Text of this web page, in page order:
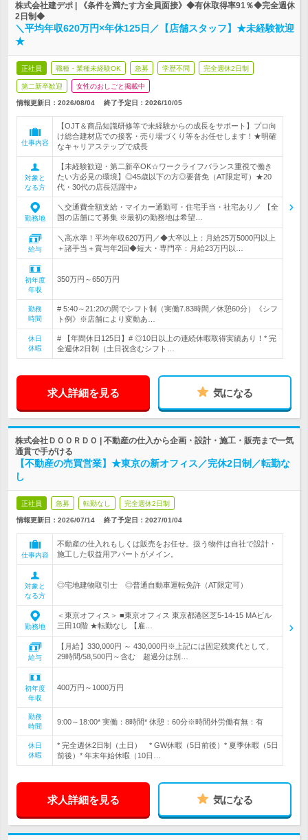
株式会社建デポ | 《条件を満たす方全員面接》◆有休取得率91％◆完全週休
2日制◆
＼平均年収620万円×年休125日／【店舗スタッフ】★未経験歓迎
★
正社員 職種・業種未経験OK 急募 学歴不問 完全週休2日制
第二新卒歓迎 女性のおしごと掲載中
情報更新日：2026/08/04 終了予定日： 2026/10/05
仕事内容
【OJT＆商品知識研修等で未経験からの成長をサポート】プロ向
け総合建材店での接客・売り場づくり等をお任せします！★明確
なキャリアステップで成長
対象と
なる方
【未経験歓迎・第二新卒OK☆ワークライフバランス重視で働き
たい方必見の環境】◎45歳以下の方◎要普免（AT限定可）★20
代・30代の店長活躍中♪
勤務地
＼交通費全額支給・マイカー通勤可・住宅手当・社宅あり／ 【全
国の店舗にて募集 ※最初の勤務地は希望…
給与
＼高水準！平均年収620万円／◆大卒以上：月給25万5000円以上
＋諸手当＋賞与年2回◆短大・専門卒：月給23万円以…
初年度
年収
350万円～650万円
勤務
時間
# 5:40～21:20の間でシフト制（実働7.83時間／休憩60分）《シフ
ト例》※店舗により変動あ…
休日
休暇
# 【年間休日125日】# ◎10日以上の連続休暇取得実績あり！* 完
全週休2日制（土日祝含むシフト…
求人詳細を見る 気になる
株式会社ＤＯＯＲＤＯ | 不動産の仕入から企画・設計・施工・販売まで一気
通貫で手がける
【不動産の売買営業】★東京の新オフィス／完休2日制／転勤な
し
正社員 急募 転勤なし 完全週休2日制
情報更新日：2026/07/14 終了予定日： 2027/01/04
仕事内容
不動産の仕入れもしくは販売をお任せ。扱う物件は自社で設計・
施工した収益用アパートがメイン。
対象と
なる方
◎宅地建物取引士 ◎普通自動車運転免許（AT限定可）
勤務地
＜東京オフィス＞ ■東京オフィス 東京都港区芝5-14-15 MAビル
三田10階 ★転勤なし 【雇…
給与
【月給】330,000円 ～ 430,000円※上記には固定残業代として、
29時間/58,500円～含む 超過分は別…
初年度
年収
400万円～1000万円
勤務
時間
9:00～18:00* 実働：8時間* 休憩：60分※時間外労働有無：有
休日
休暇
* 完全週休2日制（土日） * GW休暇（5日前後）* 夏季休暇（5日
前後）* 年末年始休暇（10日…
求人詳細を見る 気になる